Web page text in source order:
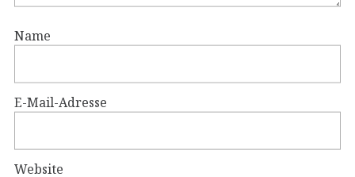
Name
E-Mail-Adresse
Website